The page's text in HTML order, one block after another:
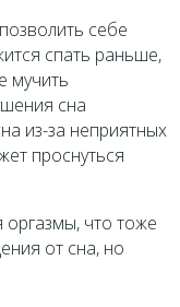
себе
спать раньше,
мучить
сна
из-за неприятных
проснуться
что тоже
от сна, но